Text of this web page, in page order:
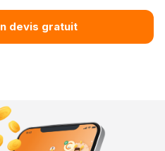
devis gratuit